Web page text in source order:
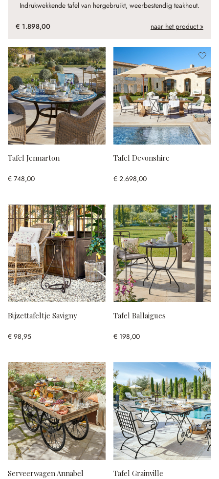
Indrukwekkende tafel van hergebruikt, weerbestendig teakhout.
€ 1.898,00 naar het product »
Tafel Jennarton
€ 748,00
Tafel Devonshire
€ 2.698,00
Bijzettafeltje Savigny
€ 98,95
Tafel Ballaigues
€ 198,00
Serveerwagen Annabel Tafel Grainville